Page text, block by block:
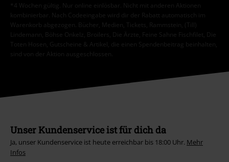
*4 Wochen gültig. Nur online einlösbar. Nicht mit anderen Aktionen
kombinierbar. Nach Codeeingabe wird dir der Rabatt automatisch im
Warenkorb abgezogen. Bücher, Medien, Tickets, Rammstein, (Till)
Lindemann, Böhse Onkelz, Broilers, Die Ärzte, Feine Sahne Fischfilet, Die
Toten Hosen, Gutscheine & Artikel, die einen Spendenbeitrag beinhalten,
sind von der Aktion ausgeschlossen.
Unser Kundenservice ist für dich da
Ja, unser Kundenservice ist heute erreichbar bis 18:00 Uhr. Mehr
Infos